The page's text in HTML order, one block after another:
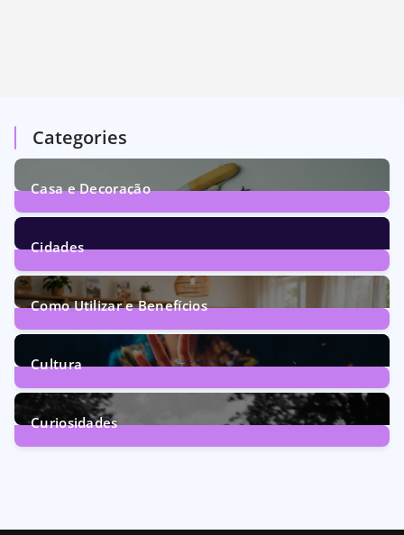
Categories
Casa e Decoração
1Post
Cidades
73Posts
Como Utilizar e Benefícios
160Posts
Cultura
246Posts
Curiosidades